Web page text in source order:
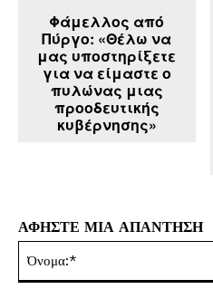
Φάμελλος από
Πύργο: «Θέλω να
μας υποστηρίξετε
για να είμαστε ο
πυλώνας μιας
προοδευτικής
κυβέρνησης»
ΑΦΗΣΤΕ ΜΙΑ ΑΠΑΝΤΗΣΗ